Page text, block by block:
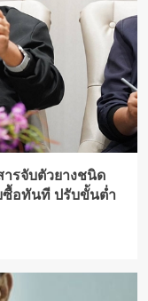
ารจับตัวยางชนิด
ซื้อทันที ปรับขั้นต่ำ